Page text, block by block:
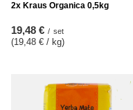
2x Kraus Organica 0,5kg
19,48 € / set
(19,48 € / kg)